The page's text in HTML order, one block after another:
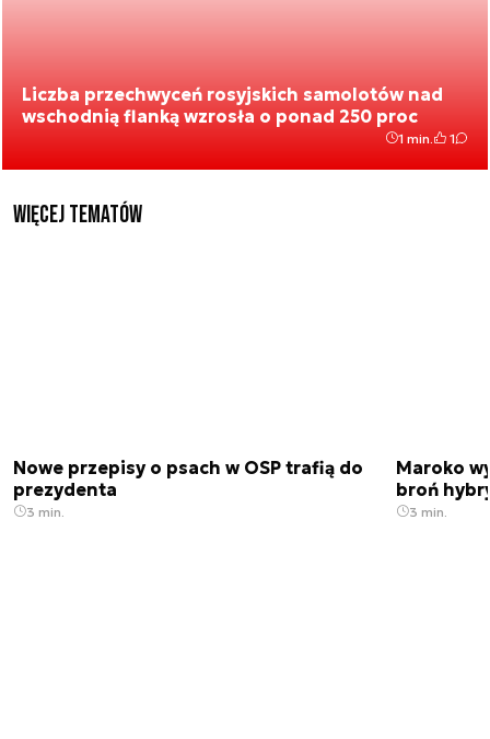
Liczba przechwyceń rosyjskich samolotów nad
wschodnią flanką wzrosła o ponad 250 proc
1 min. 1
Więcej tematów
Nowe przepisy o psach w OSP trafią do
prezydenta
3 min.
Maroko
broń
3 min.